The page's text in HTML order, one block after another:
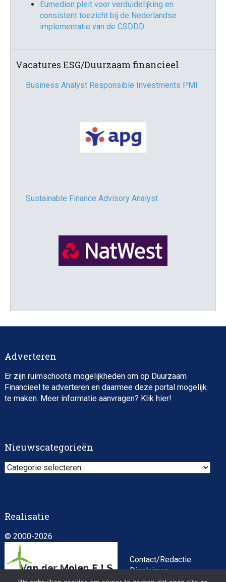
Eumedion pleit voor verduidelijking en
consistent toezicht bij de Nederlandse
implementatie van de CSDDD
Vacatures ESG/Duurzaam financieel
Business Analyst Responsible Investments PMI
Sustainable Finance Advisory Analyst
Director, Impact Investing
Asset Management Internship – Responsible
Adverteren
Er zijn ruimschoots mogelijkheden om op Duurzaam
Financieel te adverteren en daarmee deze portal mogelijk
te maken. Meer informatie aanvragen? Klik hier!
Nieuwscategorieën
Nieuwscategorieën
Realisatie
© 2000-2026
Contact/Redactie
Disclaimer